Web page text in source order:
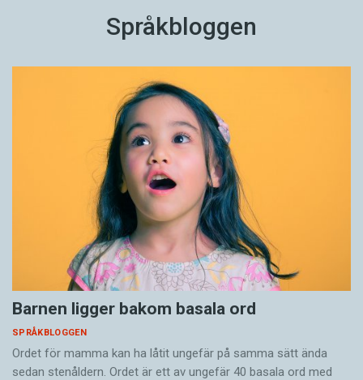
Språkbloggen
Barnen ligger bakom basala ord
SPRÅKBLOGGEN
Ordet för mamma kan ha låtit ungefär på samma sätt ända
sedan stenåldern. Ordet är ett av ungefär 40 basala ord med